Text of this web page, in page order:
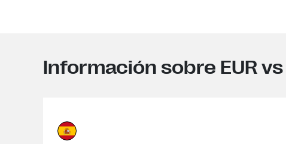
Información sobre EUR vs